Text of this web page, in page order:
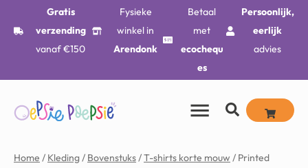
Gratis
verzending
vanaf €150
Fysieke
winkel in
Arendonk
Betaal
met
ecochequ
es
Persoonlijk,
eerlijk
advies
Home / Kleding/ Bovenstuks/T-shirts korte mouw / Printed